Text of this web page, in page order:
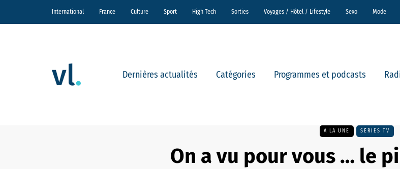
International France Culture Sport High Tech Sorties Voyages / Hôtel / Lifestyle Sexo Mode
Dernières actualités Catégories Programmes et podcasts
A LA UNE SÉRIES TV
On a vu pour vous … le